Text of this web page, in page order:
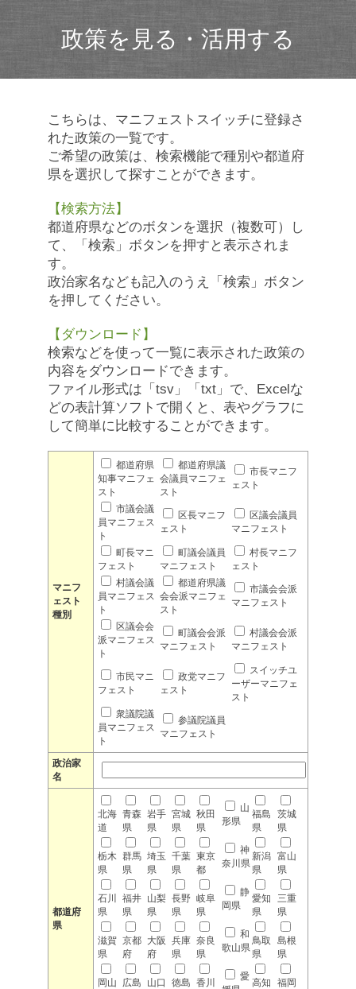
政策を見る・活用する
こちらは、マニフェストスイッチに登録さ
れた政策の一覧です。
ご希望の政策は、検索機能で種別や都道府
県を選択して探すことができます。
【検索方法】
都道府県などのボタンを選択（複数可）し
て、「検索」ボタンを押すと表示されま
す。
政治家名なども記入のうえ「検索」ボタン
を押してください。
【ダウンロード】
検索などを使って一覧に表示された政策の
内容をダウンロードできます。
ファイル形式は「tsv」「txt」で、Excelな
どの表計算ソフトで開くと、表やグラフに
して簡単に比較することができます。
マニフ
ェスト
種別
都道府県
知事マニフェ
スト
都道府県議
会議員マニフェ
スト
市長マニフ
ェスト
市議会議
員マニフェス
ト
区長マニフ
ェスト
区議会議員
マニフェスト
町長マニ
フェスト
町議会議員
マニフェスト
村長マニフ
ェスト
村議会議
員マニフェス
ト
都道府県議
会会派マニフェ
スト
市議会会派
マニフェスト
区議会会
派マニフェス
ト
町議会会派
マニフェスト
村議会会派
マニフェスト
市民マニ
フェスト
政党マニフ
ェスト
スイッチユ
ーザーマニフェ
スト
衆議院議
員マニフェス
ト
参議院議員
マニフェスト
政治家
名
都道府
県
北海
道
青森
県
岩手
県
宮城
県
秋田
県
山
形県
福島
県
茨城
県
栃木
県
群馬
県
埼玉
県
千葉
県
東京
都
神
奈川県
新潟
県
富山
県
石川
県
福井
県
山梨
県
長野
県
岐阜
県
静
岡県
愛知
県
三重
県
滋賀
県
京都
府
大阪
府
兵庫
県
奈良
県
和
歌山県
鳥取
県
島根
県
岡山
広島
山口
徳島 香川
愛
高知
福岡